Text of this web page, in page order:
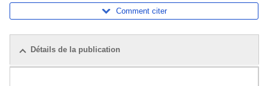
Comment citer
Détails de la publication